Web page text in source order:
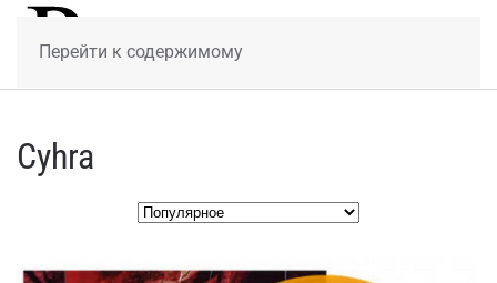
Перейти к содержимому
Cyhra